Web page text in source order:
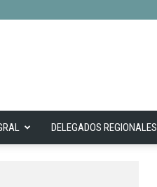
DELEGADOS REGIONALES